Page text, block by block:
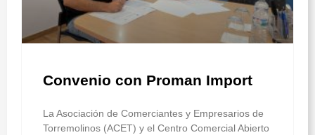
Convenio con Proman Import
La Asociación de Comerciantes y Empresarios de
Torremolinos (ACET) y el Centro Comercial Abierto